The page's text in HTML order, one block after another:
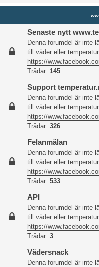
Senaste nytt
Denna forumdel är inte
till väder eller
https://
Trådar: 145
Support
Denna forumdel är inte
till väder eller
https://
Trådar: 326
Felanmälan
Denna forumdel är inte
till väder eller
https://
Trådar: 533
API
Denna forumdel är inte
till väder eller
https://
Trådar: 3
Vädersnack
Denna forumdel är inte